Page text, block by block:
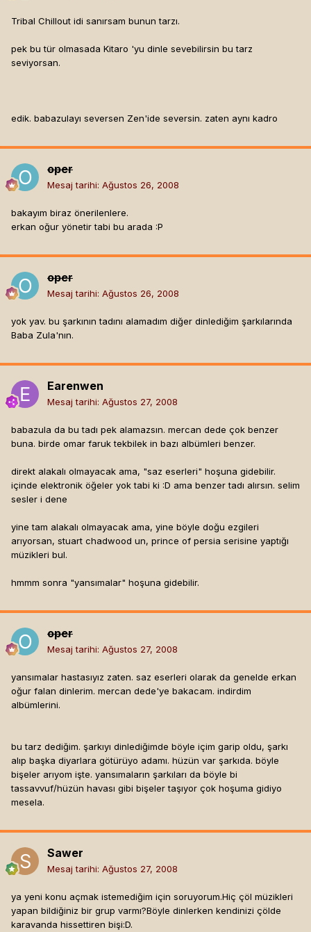
Tribal Chillout idi sanırsam bunun tarzı.
pek bu tür olmasada Kitaro 'yu dinle sevebilirsin bu tarz
seviyorsan.
edik. babazulayı seversen Zen'ide seversin. zaten aynı kadro
oper
Mesaj tarihi: Ağustos 26, 2008
bakayım biraz önerilenlere.
erkan oğur yönetir tabi bu arada :P
oper
Mesaj tarihi: Ağustos 26, 2008
yok yav. bu şarkının tadını alamadım diğer dinlediğim şarkılarında
Baba Zula'nın.
Earenwen
Mesaj tarihi: Ağustos 27, 2008
babazula da bu tadı pek alamazsın. mercan dede çok benzer
buna. birde omar faruk tekbilek in bazı albümleri benzer.
direkt alakalı olmayacak ama, "saz eserleri" hoşuna gidebilir.
içinde elektronik öğeler yok tabi ki :D ama benzer tadı alırsın. selim
sesler i dene
yine tam alakalı olmayacak ama, yine böyle doğu ezgileri
arıyorsan, stuart chadwood un, prince of persia serisine yaptığı
müzikleri bul.
hmmm sonra "yansımalar" hoşuna gidebilir.
oper
Mesaj tarihi: Ağustos 27, 2008
yansımalar hastasıyız zaten. saz eserleri olarak da genelde erkan
oğur falan dinlerim. mercan dede'ye bakacam. indirdim
albümlerini.
bu tarz dediğim. şarkıyı dinlediğimde böyle içim garip oldu, şarkı
alıp başka diyarlara götürüyo adamı. hüzün var şarkıda. böyle
bişeler arıyom işte. yansımaların şarkıları da böyle bi
tassavvuf/hüzün havası gibi bişeler taşıyor çok hoşuma gidiyo
mesela.
Sawer
Mesaj tarihi: Ağustos 27, 2008
ya yeni konu açmak istemediğim için soruyorum.Hiç çöl müzikleri
yapan bildiğiniz bir grup varmı?Böyle dinlerken kendinizi çölde
karavanda hissettiren bişi:D.